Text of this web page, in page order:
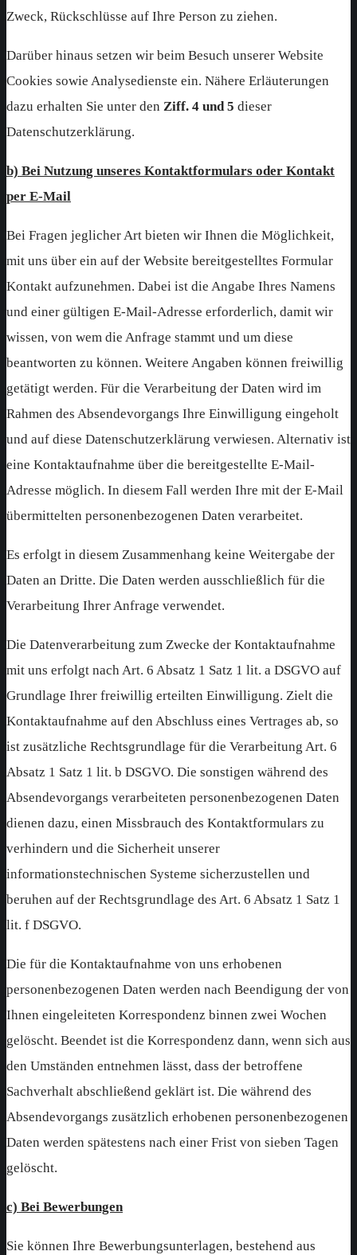
Zweck, Rückschlüsse auf Ihre Person zu ziehen.
Darüber hinaus setzen wir beim Besuch unserer Website
Cookies sowie Analysedienste ein. Nähere Erläuterungen
dazu erhalten Sie unter den Ziff. 4 und 5 dieser
Datenschutzerklärung.
b) Bei Nutzung unseres Kontaktformulars oder Kontakt
per E-Mail
Bei Fragen jeglicher Art bieten wir Ihnen die Möglichkeit,
mit uns über ein auf der Website bereitgestelltes Formular
Kontakt aufzunehmen. Dabei ist die Angabe Ihres Namens
und einer gültigen E-Mail-Adresse erforderlich, damit wir
wissen, von wem die Anfrage stammt und um diese
beantworten zu können. Weitere Angaben können freiwillig
getätigt werden. Für die Verarbeitung der Daten wird im
Rahmen des Absendevorgangs Ihre Einwilligung eingeholt
und auf diese Datenschutzerklärung verwiesen. Alternativ ist
eine Kontaktaufnahme über die bereitgestellte E-Mail-
Adresse möglich. In diesem Fall werden Ihre mit der E-Mail
übermittelten personenbezogenen Daten verarbeitet.
Es erfolgt in diesem Zusammenhang keine Weitergabe der
Daten an Dritte. Die Daten werden ausschließlich für die
Verarbeitung Ihrer Anfrage verwendet.
Die Datenverarbeitung zum Zwecke der Kontaktaufnahme
mit uns erfolgt nach Art. 6 Absatz 1 Satz 1 lit. a DSGVO auf
Grundlage Ihrer freiwillig erteilten Einwilligung. Zielt die
Kontaktaufnahme auf den Abschluss eines Vertrages ab, so
ist zusätzliche Rechtsgrundlage für die Verarbeitung Art. 6
Absatz 1 Satz 1 lit. b DSGVO. Die sonstigen während des
Absendevorgangs verarbeiteten personenbezogenen Daten
dienen dazu, einen Missbrauch des Kontaktformulars zu
verhindern und die Sicherheit unserer
informationstechnischen Systeme sicherzustellen und
beruhen auf der Rechtsgrundlage des Art. 6 Absatz 1 Satz 1
lit. f DSGVO.
Die für die Kontaktaufnahme von uns erhobenen
personenbezogenen Daten werden nach Beendigung der von
Ihnen eingeleiteten Korrespondenz binnen zwei Wochen
gelöscht. Beendet ist die Korrespondenz dann, wenn sich aus
den Umständen entnehmen lässt, dass der betroffene
Sachverhalt abschließend geklärt ist. Die während des
Absendevorgangs zusätzlich erhobenen personenbezogenen
Daten werden spätestens nach einer Frist von sieben Tagen
gelöscht.
c) Bei Bewerbungen
Sie können Ihre Bewerbungsunterlagen, bestehend aus